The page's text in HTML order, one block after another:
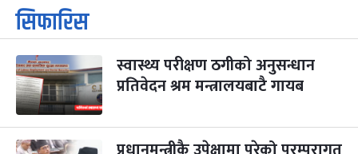
१
आइत
कार्तिक सङ्क्रान्ति
कार्तिक १, २०८३
३
मंगल
महानवमी
कार्तिक ३, २०८३-Oct 20, 2026
२ महिना बाँकी
४
बुध कार्तिक ४, २०८३ Oct 21, 2026
सिफारिस
स्वास्थ्य परीक्षण ठगीको अनुसन्धान
प्रतिवेदन श्रम मन्त्रालयबाटै गायब